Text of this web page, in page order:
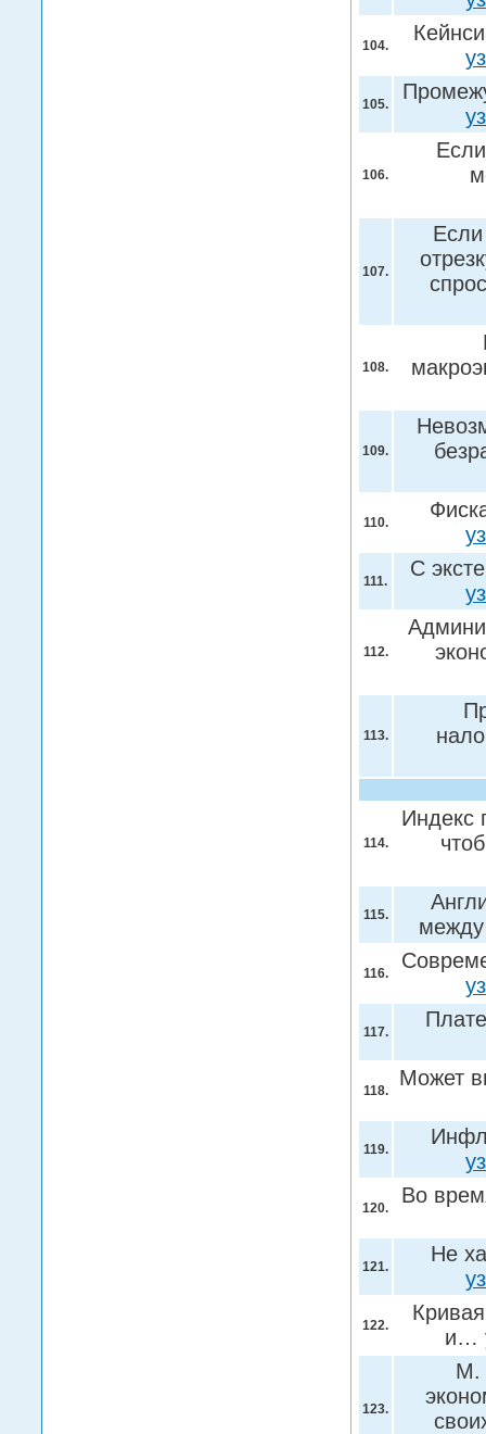
104.
105.
106.
107.
Если
108.
109.
110.
111.
С
112.
113.
114.
Индекс
115.
116.
117.
118.
Может
119.
120.
Во
121.
Не
122.
и…
123.
М.